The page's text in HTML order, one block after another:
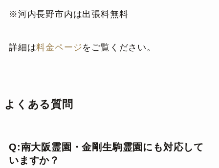
※河内長野市内は出張料無料
詳細は料金ページをご覧ください。
よくある質問
Q:南大阪霊園・金剛生駒霊園にも対応して
いますか？